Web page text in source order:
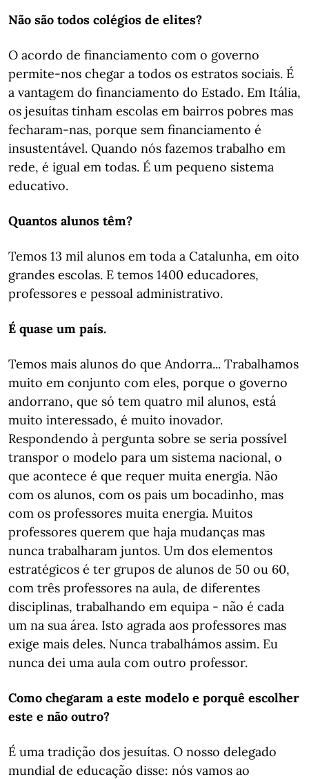
Não são todos colégios de elites?
O acordo de financiamento com o governo
permite-nos chegar a todos os estratos sociais. É
a vantagem do financiamento do Estado. Em Itália,
os jesuítas tinham escolas em bairros pobres mas
fecharam-nas, porque sem financiamento é
insustentável. Quando nós fazemos trabalho em
rede, é igual em todas. É um pequeno sistema
educativo.
Quantos alunos têm?
Temos 13 mil alunos em toda a Catalunha, em oito
grandes escolas. E temos 1400 educadores,
professores e pessoal administrativo.
É quase um país.
Temos mais alunos do que Andorra... Trabalhamos
muito em conjunto com eles, porque o governo
andorrano, que só tem quatro mil alunos, está
muito interessado, é muito inovador.
Respondendo à pergunta sobre se seria possível
transpor o modelo para um sistema nacional, o
que acontece é que requer muita energia. Não
com os alunos, com os pais um bocadinho, mas
com os professores muita energia. Muitos
professores querem que haja mudanças mas
nunca trabalharam juntos. Um dos elementos
estratégicos é ter grupos de alunos de 50 ou 60,
com três professores na aula, de diferentes
disciplinas, trabalhando em equipa - não é cada
um na sua área. Isto agrada aos professores mas
exige mais deles. Nunca trabalhámos assim. Eu
nunca dei uma aula com outro professor.
Como chegaram a este modelo e porquê escolher
este e não outro?
É uma tradição dos jesuítas. O nosso delegado
mundial de educação disse: nós vamos ao